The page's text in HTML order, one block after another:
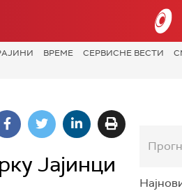
ВРЕМЕ СЕРВИСНЕ ВЕСТИ
Јајинци